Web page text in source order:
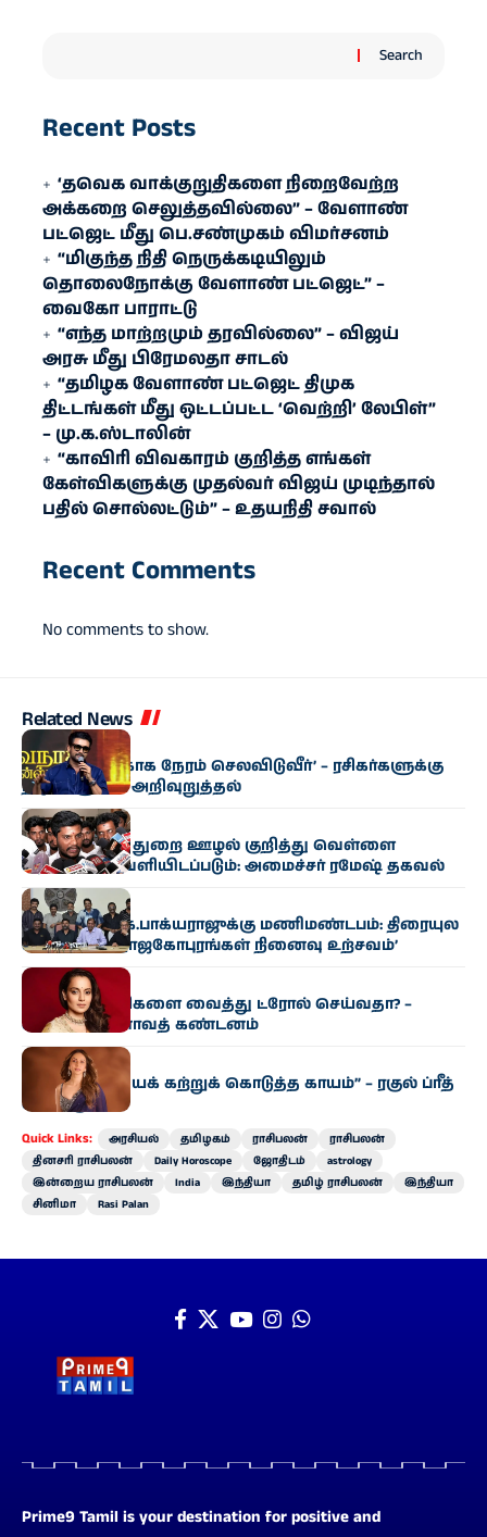
Search
Recent Posts
‘தவெக வாக்குறுதிகளை நிறைவேற்ற
அக்கறை செலுத்தவில்லை” – வேளாண்
பட்ஜெட் மீது பெ.சண்முகம் விமர்சனம்
“மிகுந்த நிதி நெருக்கடியிலும்
தொலைநோக்கு வேளாண் பட்ஜெட்” –
வைகோ பாராட்டு
“எந்த மாற்றமும் தரவில்லை” – விஜய்
அரசு மீது பிரேமலதா சாடல்
“தமிழக வேளாண் பட்ஜெட் திமுக
திட்டங்கள் மீது ஒட்டப்பட்ட ‘வெற்றி’ லேபிள்”
– மு.க.ஸ்டாலின்
“காவிரி விவகாரம் குறித்த எங்கள்
கேள்விகளுக்கு முதல்வர் விஜய் முடிந்தால்
பதில் சொல்லட்டும்” – உதயநிதி சவால்
Recent Comments
No comments to show.
Related News
சினிமா
‘குடும்பத்துக்காக நேரம் செலவிடுவீர்’ – ரசிகர்களுக்கு
நடிகர் சூர்யா அறிவுறுத்தல்
அரசியல்
அறநிலையத் துறை ஊழல் குறித்து வெள்ளை
அறிக்கை வெளியிடப்படும்: அமைச்சர் ரமேஷ் தகவல்
சினிமா
பார​தி​ராஜா, கே.​பாக்​ய​ராஜுக்கு மணிமண்​டபம்: திரை​யுல​
கம் சார்பில் ‘ராஜகோபுரங்​கள் நினைவு உற்சவம்’
சினிமா
சினி​மா காட்​சிகளை வைத்து ட்ரோல் செய்​வ​தா? –
கங்கனா ரணாவத் கண்டனம்
சினிமா
“பொறுமை​யைக் கற்​றுக் கொடுத்த காயம்” – ரகுல் ப்ரீத்
சிங் உருக்​கம்
Quick Links: அரசியல் தமிழகம் ராசிபலன்
ராசிபலன்
தினசரி ராசிபலன்
Daily Horoscope ஜோதிடம்
astrology
இன்றைய ராசிபலன்
India இந்தியா தமிழ் ராசிபலன்
இந்தியா
சினிமா
Rasi Palan
Prime9 Tamil is your destination for positive and